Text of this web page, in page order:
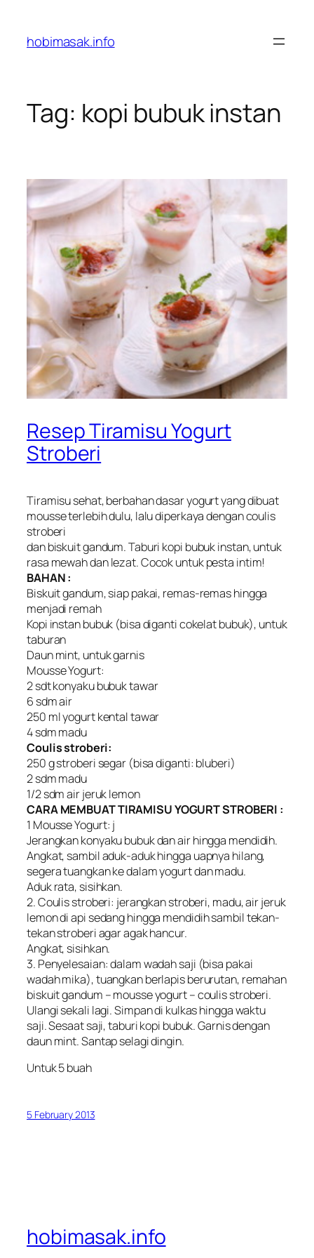
content
hobimasak.info
Tag: kopi bubuk instan
Resep Tiramisu Yogurt
Stroberi
Tiramisu sehat, berbahan dasar yogurt yang dibuat
mousse terlebih dulu, lalu diperkaya dengan coulis
stroberi
dan biskuit gandum. Taburi kopi bubuk instan, untuk
rasa mewah dan lezat. Cocok untuk pesta intim!
BAHAN :
Biskuit gandum, siap pakai, remas-remas hingga
menjadi remah
Kopi instan bubuk (bisa diganti cokelat bubuk), untuk
taburan
Daun mint, untuk garnis
Mousse Yogurt:
2 sdt konyaku bubuk tawar
6 sdm air
250 ml yogurt kental tawar
4 sdm madu
Coulis stroberi:
250 g stroberi segar (bisa diganti: bluberi)
2 sdm madu
1/2 sdm air jeruk lemon
CARA MEMBUAT TIRAMISU YOGURT STROBERI :
1 Mousse Yogurt: j
Jerangkan konyaku bubuk dan air hingga mendidih.
Angkat, sambil aduk-aduk hingga uapnya hilang,
segera tuangkan ke dalam yogurt dan madu.
Aduk rata, sisihkan.
2. Coulis stroberi: jerangkan stroberi, madu, air jeruk
lemon di api sedang hingga mendidih sambil tekan-
tekan stroberi agar agak hancur.
Angkat, sisihkan.
3. Penyelesaian: dalam wadah saji (bisa pakai
wadah mika), tuangkan berlapis berurutan, remahan
biskuit gandum – mousse yogurt – coulis stroberi.
Ulangi sekali lagi. Simpan di kulkas hingga waktu
saji. Sesaat saji, taburi kopi bubuk. Garnis dengan
daun mint. Santap selagi dingin.
Untuk 5 buah
5 February 2013
hobimasak.info